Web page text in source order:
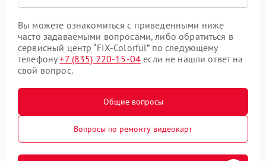
Вы можете ознакомиться с приведенными ниже
часто задаваемыми вопросами, либо обратиться в
сервисный центр “FIX-Colorful” по следующему
телефону+7 (835) 220-15-04 если не нашли ответ на
свой вопрос.
Общие вопросы
Вопросы по ремонту видеокарт